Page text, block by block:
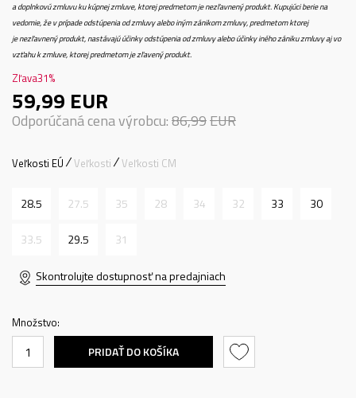
a doplnkovú zmluvu ku kúpnej zmluve, ktorej predmetom je nezľavnený produkt. Kupujúci berie na
vedomie, že v prípade odstúpenia od zmluvy alebo iným zánikom zmluvy, predmetom ktorej
je nezľavnený produkt, nastávajú účinky odstúpenia od zmluvy alebo účinky iného zániku zmluvy aj vo
vzťahu k zmluve, ktorej predmetom je zľavený produkt.
Zľava31%
59,99 EUR
Odporúčaná cena výrobcu:86,99EUR
Veľkosti EÚ Veľkosti Veľkosti CM
28.5 27.5 35 28 34 32 33 30
33.5 29.5 31
Skontrolujte dostupnosť na predajniach
Množstvo:
PRIDAŤ DO KOŠÍKA